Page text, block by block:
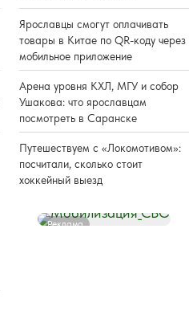
Ярославцы смогут оплачивать
товары в Китае по QR-коду через
мобильное приложение
Арена уровня КХЛ, МГУ и собор
Ушакова: что ярославцам
посмотреть в Саранске
Путешествуем с «Локомотивом»:
посчитали, сколько стоит
хоккейный выезд
Реклама